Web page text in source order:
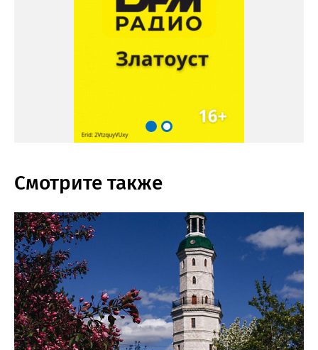
Смотрите также